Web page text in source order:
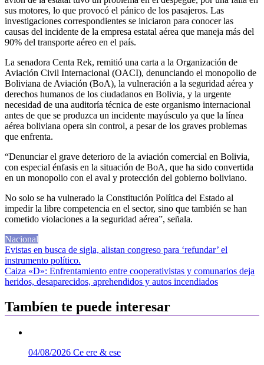
sus motores, lo que provocó el pánico de los pasajeros. Las
investigaciones correspondientes se iniciaron para conocer las
causas del incidente de la empresa estatal aérea que maneja más del
90% del transporte aéreo en el país.
La senadora Centa Rek, remitió una carta a la Organización de
Aviación Civil Internacional (OACI), denunciando el monopolio de
Boliviana de Aviación (BoA), la vulneración a la seguridad aérea y
derechos humanos de los ciudadanos en Bolivia, y la urgente
necesidad de una auditoría técnica de este organismo internacional
antes de que se produzca un incidente mayúsculo ya que la línea
aérea boliviana opera sin control, a pesar de los graves problemas
que enfrenta.
“Denunciar el grave deterioro de la aviación comercial en Bolivia,
con especial énfasis en la situación de BoA, que ha sido convertida
en un monopolio con el aval y protección del gobierno boliviano.
No solo se ha vulnerado la Constitución Política del Estado al
impedir la libre competencia en el sector, sino que también se han
cometido violaciones a la seguridad aérea”, señala.
Nacional
Navegación
de
entradas
Evistas en busca de sigla, alistan congreso para ‘refundar’ el
instrumento político.
Caiza «D»: Enfrentamiento entre cooperativistas y comunarios deja
heridos, desaparecidos, aprehendidos y autos incendiados
Tambíen te puede interesar
04/08/2026 Ce ere & ese